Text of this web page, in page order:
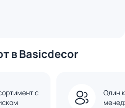
в Basicdecor
с
Один